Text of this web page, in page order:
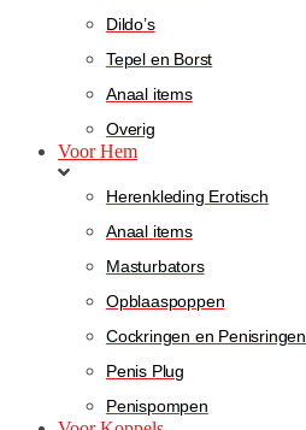
Dildo’s
Tepel en Borst
Anaal items
Overig
Voor Hem
Herenkleding Erotisch
Anaal items
Masturbators
Opblaaspoppen
Cockringen en Penisringen
Penis Plug
Penispompen